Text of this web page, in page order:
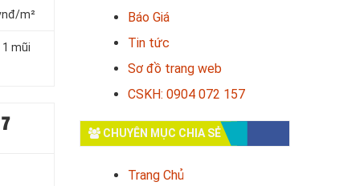
m²
mũi
Báo Giá
Tin tức
Sơ đồ trang web
CSKH: 0904 072 157
CHUYÊN MỤC CHIA SẺ
Trang Chủ